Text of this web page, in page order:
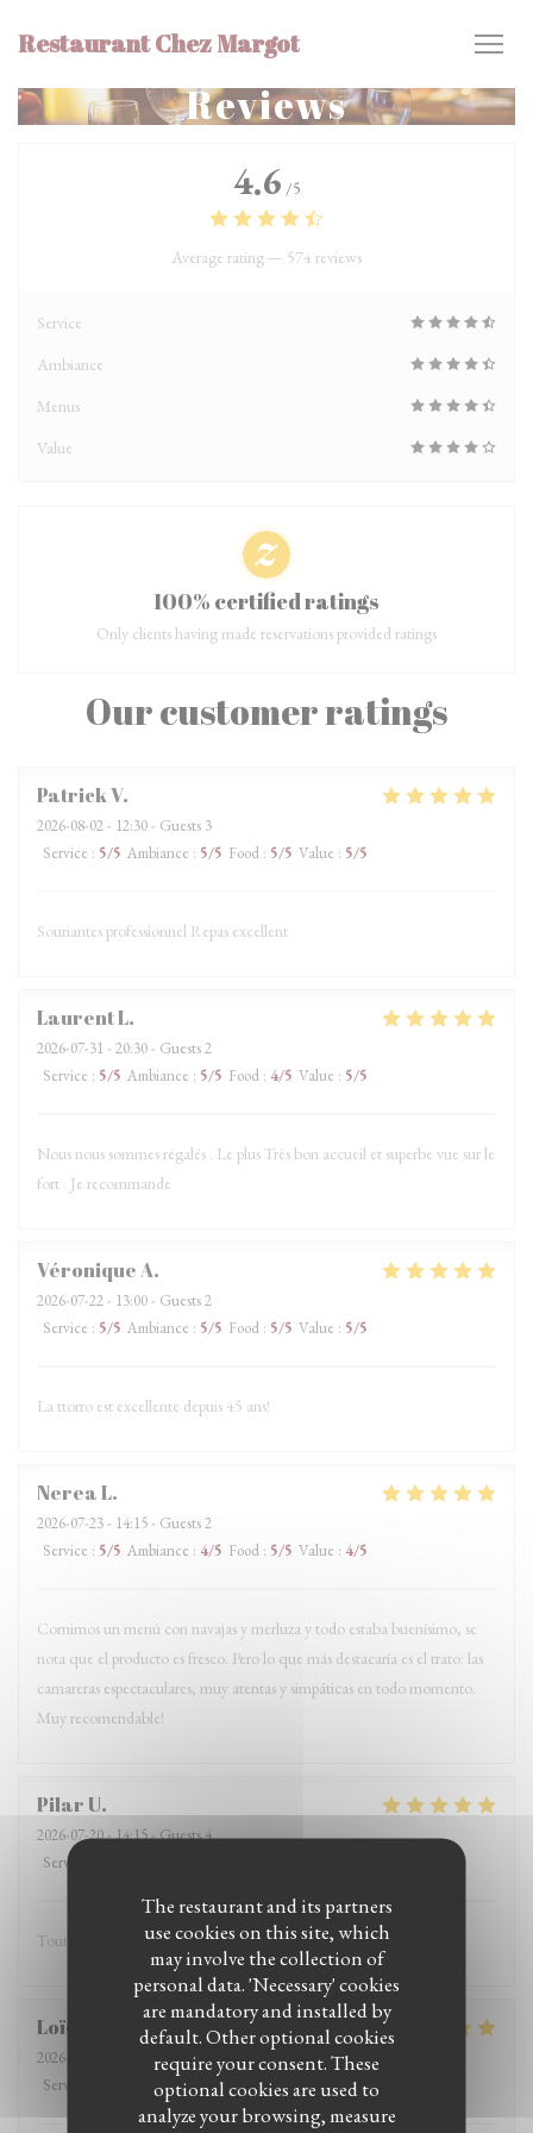
The restaurant and its partners
use cookies on this site, which
may involve the collection of
personal data. 'Necessary' cookies
are mandatory and installed by
default. Other optional cookies
require your consent. These
optional cookies are used to
analyze your browsing, measure
Restaurant Chez Margot
Reviews
Our customer ratings
PatrickV
2026-08-02 - 12:30 - Guests 3
Service : 5/5 Ambiance : 5/5 Food : 5/5 Value : 5/5
Souriantes professionnel Repas excellent
LaurentL
2026-07-31 - 20:30 - Guests 2
Service : 5/5 Ambiance : 5/5 Food : 4/5 Value : 5/5
Nous nous sommes régalés . Le plus Très bon accueil et superbe vue sur le
fort . Je recommande
VéroniqueA
2026-07-22 - 13:00 - Guests 2
Service : 5/5 Ambiance : 5/5 Food : 5/5 Value : 5/5
La ttorro est excellente depuis 45 ans!
NereaL
2026-07-23- 14:15 - Guests 2
Service : 5/5 Ambiance : 4/5 Food : 5/5 Value : 4/5
Comimos un menú con navajas y merluza y todo estaba buenísimo, se
nota que el producto es fresco. Pero lo que más destacaría es el trato: las
camareras espectaculares, muy atentas y simpáticas en todo momento.
Muy recomendable!
PilarU
2026-07-20- 14:15 - Guests 4
Service
Tout perfect Tres aimables
Loïc
2026-07-19
- 19:00 - Guests 2
Service
Ambiance:5/5 Food:5/5 Value:5/5
4.6 /5
Average rating — 574 reviews
Service
Ambiance
Menus
Value
100% certified ratings
Only clients having made reservations provided ratings